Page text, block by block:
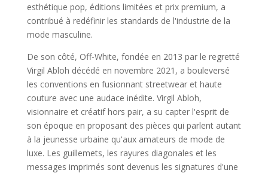
esthétique pop, éditions limitées et prix premium, a
contribué à redéfinir les standards de l'industrie de la
mode masculine.
De son côté, Off-White, fondée en 2013 par le regretté
Virgil Abloh décédé en novembre 2021, a bouleversé
les conventions en fusionnant streetwear et haute
couture avec une audace inédite. Virgil Abloh,
visionnaire et créatif hors pair, a su capter l'esprit de
son époque en proposant des pièces qui parlent autant
à la jeunesse urbaine qu'aux amateurs de mode de
luxe. Les guillemets, les rayures diagonales et les
messages imprimés sont devenus les signatures d'une